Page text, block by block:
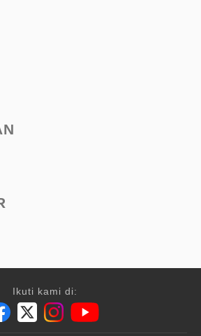
Ikuti kami di: